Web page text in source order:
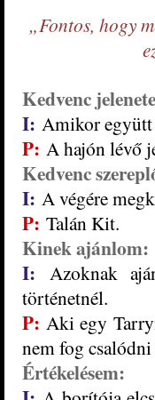
„Fontos, hogy
Kedvenc
I: Amikor
P: A hajón lévő
Kedvenc
I: A végére
P: Talán Kit.
Kinek ajánlom:
I: Azoknak
történetnél.
P: Aki egy
nem fog
Értékelésem: